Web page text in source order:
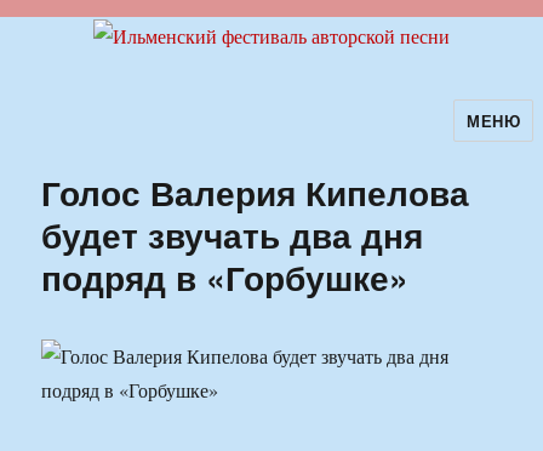
Ильменский фестиваль авторскойМЕНЮ
Голос Валерия Кипелова
будет звучать два дня
подряд в «Горбушке»